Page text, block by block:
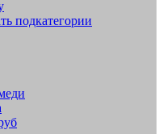
подкатегории